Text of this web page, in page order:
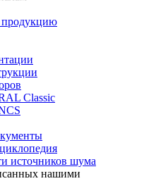
Сlassic
источников шума
нашими